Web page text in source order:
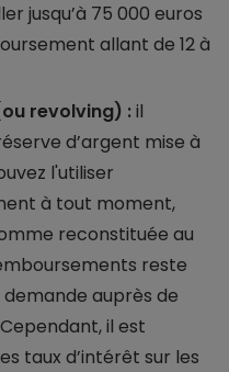
jusqu’à 75 000 euros
allant de 12 à
revolving) :il
d’argent mise à
l'utiliser
à tout moment,
reconstituée au
reste
auprès de
il est
taux d’intérêt sur les